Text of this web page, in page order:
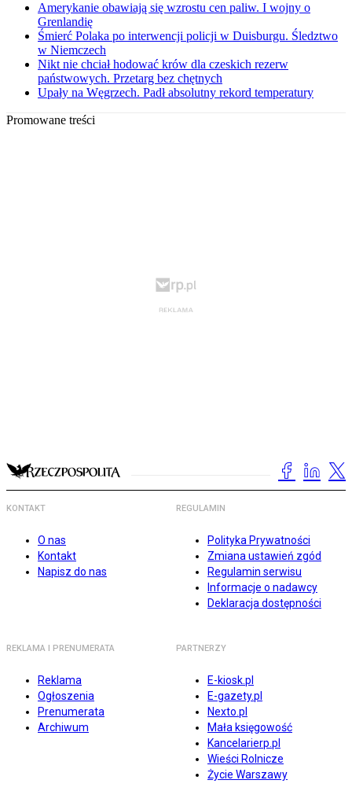
Amerykanie obawiają się wzrostu cen paliw. I wojny o
Grenlandię
Śmierć Polaka po interwencji policji w Duisburgu. Śledztwo
w Niemczech
Nikt nie chciał hodować krów dla czeskich rezerw
państwowych. Przetarg bez chętnych
Upały na Węgrzech. Padł absolutny rekord temperatury
Promowane treści
KONTAKT
O nas
Kontakt
Napisz do nas
REGULAMIN
Polityka Prywatności
Zmiana ustawień zgód
Regulamin serwisu
Informacje o nadawcy
Deklaracja dostępności
REKLAMA I PRENUMERATA
Reklama
Ogłoszenia
Prenumerata
Archiwum
PARTNERZY
E-kiosk.pl
E-gazety.pl
Nexto.pl
Mała księgowość
Kancelarierp.pl
Wieści Rolnicze
Życie Warszawy